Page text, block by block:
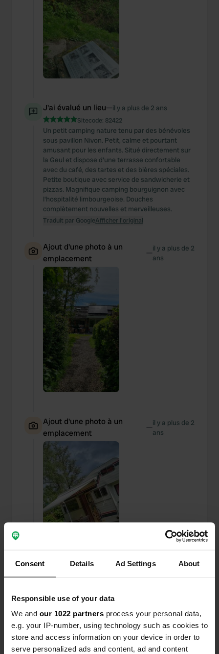
Consent Details Ad Settings About
Responsible use of your data
We and our 1022 partners process your personal data,
e.g. your IP-number, using technology such as cookies to
store and access information on your device in order to
serve personalized ads and content, ad and content
J'ai évalué un lieu—il y a plus de 2 ans
Sitecode: 82422
Un petit camping nature tenu par des bénévoles
sous pavillon Nivon. Petit, calme et pourtant
amusant pour les enfants. Situé directement sur
la Geul et dispose d'une terrasse confortable
avec du café, des tartes et des bières spéciales.
Petite boutique avec service de sandwicherie et
pizzas. Magnifique camping bourguignon avec
l'hospitalité limbourgeoise. Douches
complètement nouvelles et merveilleuses.
Traduit par GoogleAfficher l'original
Ajout d'une photo à un
emplacement
—il y a plus de 2
ans
Ajout d'une photo à un
emplacement
—il y a plus de 2
ans
J'ai évalué un lieu—il y a environ 3 ans
Un camping qui nous tient tout de suite à cœur.
Rustique, dur, têtu, libre... profitez-en. Les
sanitaires sont peut-être un peu trop étroits en
haute saison, mais c'est aussi le seul bémol. Beau